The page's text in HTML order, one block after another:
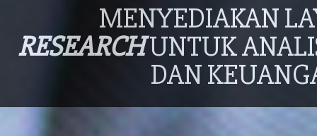
MENYEDIAKAN
RESEARCHUNTUK
DAN